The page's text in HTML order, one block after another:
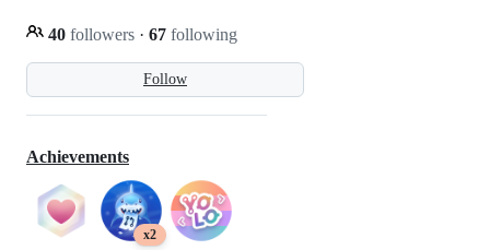
Follow
40 followers · 67 following
Achievements
x2